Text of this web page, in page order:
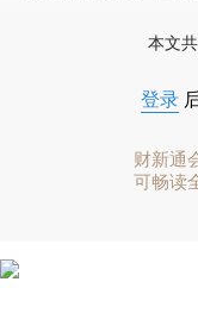
本文
登录
财新通
可畅读